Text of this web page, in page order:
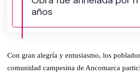
años
Con gran alegría y entusiasmo, los
comunidad campesina de Ancomarca